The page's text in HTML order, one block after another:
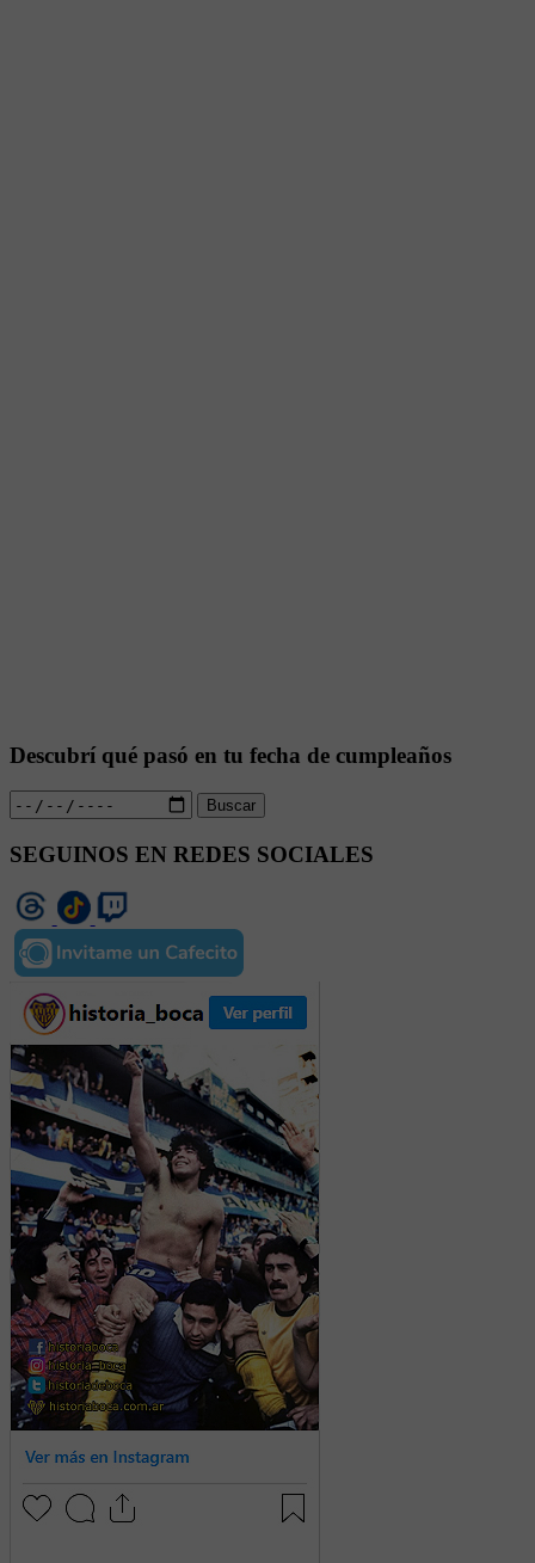
Descubrí qué pasó en tu fecha de cumpleaños
Buscar
SEGUINOS EN REDES SOCIALES